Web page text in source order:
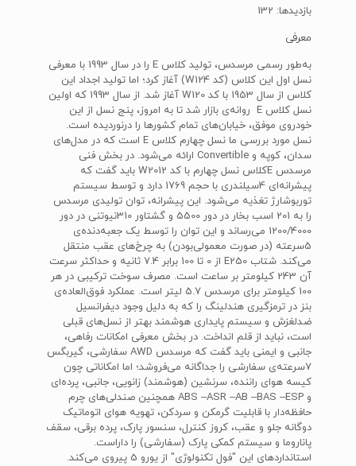
بازدیدها: 132
معرفی
به‌طور رسمی مرسدس، تولید کلاس E را در سال 1993 با معرفی
نسل اول این کلاس (کد W124) آغاز کرد؛ اما تولید اجداد این
کلاس از سال 1953 با کد W120 آغاز شد. از سال 1993 که اولین
نسل کلاس E روانه‌ی بازار شد تا به امروز، پنج نسل از این
خودروی موفق، خیابان‌های تمام کشورها را درنوردیده است.
نسل مورد بررسی ما نسل چهارم کلاس E است که در مدل‌های
سدان، کوپه و Convertible ارائه می‌شود. در بخش فنی
مرسدس Eکلاس نسل چهارم با کد W2012 باید گفت که
پیشرانه‌ای 4سیلندری با حجم 1769 دارد و توسط سیستم
توربوشارژ تغذیه می‌شود. این پیشرانه، توان تولیدی مرسدس
را به 201 اسب بخار در دور 5500 و گشتاور 310نیوتنی در دور
1200/4000 می‌رساند و این توان را توسط یک جعبه‌دنده‌ی
5سرعته (در صورت معمولی‌بودن) به چرخ‌های عقب منتقل
می‌کند. شتاب E250 از 0 تا 100 برابر 7.4 ثانیه و حداکثر سرعت
آن 243 کیلومتر بر ساعت است. مصرف سوخت ترکیبی در هر
100 کیلومتر برای مرسدس 5.7 لیتر است. عملکرد فوق‌العاده‌ی
بنز در ترمزگیری هندلینگ را که به دلیل وجود دیفرانسیل
ضدلغزش و سیستم پایداری هوشمند بهتر از نسل‌های قبلی
است، نباید از قلم انداخت. در بخش معرفی امکانات رفاهی،
جانبی و ایمنی باید گفت که مرسدس AWD سفارشی، گیربگس
7سرعته‌ی سفارشی را جداگانه می‌فروشد؛ اما امکاناتی چون
کیسه هوای راننده، سرنشین (هوشمند) زانویی، جانبی، پرده‌ای
و ABS –ASR –AB –BAS –ESP همچنین صندلی‌های چرم
حافظه‌دار با قابلیت گرمکن و سردکن، تهویه هوای اتوماتیک
دوگانه جلو و عقب، کروز کنترل، سنسور پارک، پرده برقی، سقف
پاناروما و سیستم کمکی پارک (سفارشی) را داراست.
استانداردهای این "فول تکنولوژی" از یورو 5 پیروی می‌کند.